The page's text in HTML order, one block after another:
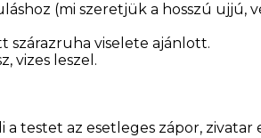
(mi szeretjük a hosszú ujjú,
szárazruha viselete ajánlott.
vizes leszel.
testet az esetleges zápor, zivatar